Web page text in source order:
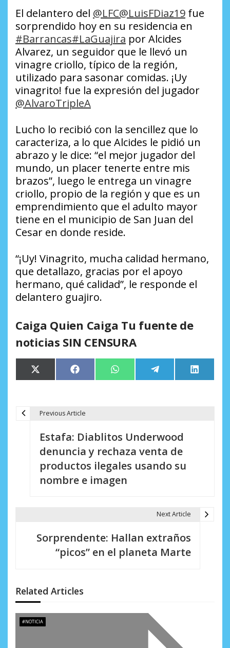
El delantero del @LFC@LuisFDiaz19 fue
sorprendido hoy en su residencia en
#Barrancas#LaGuajira por Alcides
Alvarez, un seguidor que le llevó un
vinagre criollo, típico de la región,
utilizado para sasonar comidas. ¡Uy
vinagrito! fue la expresión del jugador
@AlvaroTripleA
Lucho lo recibió con la sencillez que lo
caracteriza, a lo que Alcides le pidió un
abrazo y le dice: “el mejor jugador del
mundo, un placer tenerte entre mis
brazos”, luego le entrega un vinagre
criollo, propio de la región y que es un
emprendimiento que el adulto mayor
tiene en el municipio de San Juan del
Cesar en donde reside.
“¡Uy! Vinagrito, mucha calidad hermano,
que detallazo, gracias por el apoyo
hermano, qué calidad”, le responde el
delantero guajiro.
Caiga Quien Caiga Tu fuente de
noticias SIN CENSURA
Compartir
en
X
(Twitter)
Compartir
en
Facebook Compartir
en
WhatsApp Compartir
en
Telegram
en
LinkedIn
n
d
e
Previous Article
Estafa: Diablitos Underwood
denuncia y rechaza venta de
productos ilegales usando su
nombre e imagen
Next Article
Sorprendente: Hallan extraños
“picos” en el planeta Marte
Related Articles
#NOTICIA